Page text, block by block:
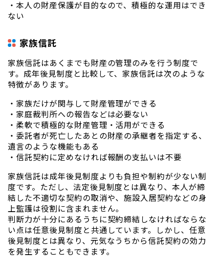
・本人の財産保護が目的なので、積極的な運用はでき
ない
家族信託
家族信託はあくまでも財産の管理のみを行う制度で
す。成年後見制度と比較して、家族信託は次のような
特徴があります。
・家族だけが関与して財産管理ができる
・家庭裁判所への報告などは必要ない
・柔軟で積極的な財産管理・活用ができる
・委託者が死亡したあとの財産の承継者を指定する、
遺言のような機能もある
・信託契約に定めなければ報酬の支払いは不要
家族信託は成年後見制度よりも負担や制約が少ない制
度です。ただし、法定後見制度とは異なり、本人が締
結した不適切な契約の取消や、施設入居契約などの身
上監護は役割に含まれません。
判断力が十分にあるうちに契約締結しなければならな
い点は任意後見制度と共通しています。しかし、任意
後見制度とは異なり、元気なうちから信託契約の効力
を発生することもできます。